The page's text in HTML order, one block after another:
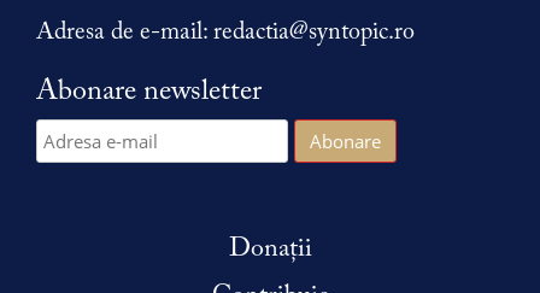
Adresa de e-mail: redactia@syntopic.ro
Abonare newsletter
Donații